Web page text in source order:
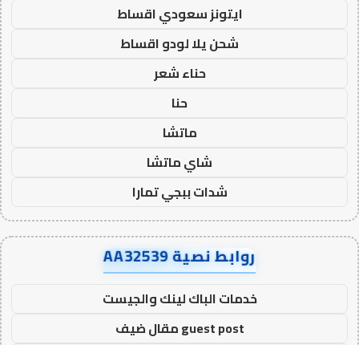
ايتونز سعودي اقساط
شحن يلا لودو اقساط
حناء شعر
حنا
ماتشا
شاي ماتشا
شدات ببجي تمارا
روابط نصية AA32539
خدمات الباك لينك والجيست
guest post مقال ضيف